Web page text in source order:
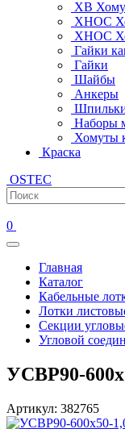
ХВ
ХНОС
ХНОС
Гайки
Гайки
Шайбы
Анкеры
Наборы
Хомуты
Краска
OSTEC
0
Главная
Каталог
Кабельные
Лотки
Секции
Угловой
УСВР90-
Артикул: 382765